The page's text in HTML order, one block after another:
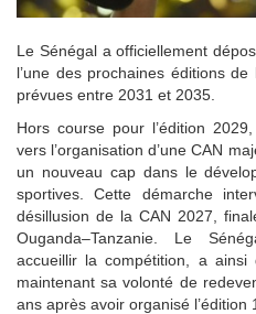
Le Sénégal a officiellement
l’une des prochaines éditions
prévues entre 2031 et 2035.
Hors course pour l’édition
vers l’organisation d’une CAN
un nouveau cap dans le
sportives. Cette démarche
désillusion de la CAN 2027,
Ouganda–Tanzanie. Le
accueillir la compétition, a
maintenant sa volonté de
ans après avoir organisé l’édition